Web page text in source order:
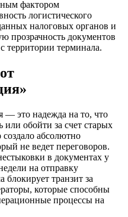
фактором
логистического
налоговых органов и
прозрачность документов
терминала.
— это надежда на то, что
обойти за счет старых
создало абсолютно
не ведет переговоров.
в документах у
на отправку
блокирует транзит за
которые способны
процессы на